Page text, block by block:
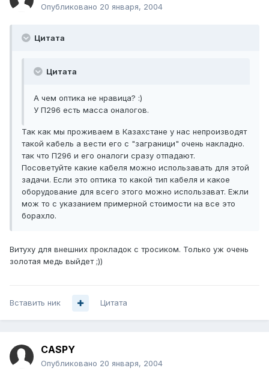
Опубликовано 20 января, 2004
Цитата
Цитата
А чем оптика не нравица? :)
У П296 есть масса оналогов.
Так как мы проживаем в Казахстане у нас непроизводят
такой кабель а вести его с "заграници" очень накладно.
так что П296 и его оналоги сразу отпадают.
Посоветуйте какие кабеля можно использавать для этой
задачи. Если это оптика то какой тип кабеля и какое
оборудование для всего этого можно использават. Ежли
мож то с указанием примерной стоимости на все это
борахло.
Витуху для внешних прокладок с тросиком. Только уж очень
золотая медь выйдет ;))
Вставить ник Цитата
CASPY
Опубликовано 20 января, 2004